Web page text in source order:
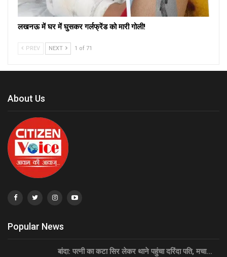
लखनऊ में घर में घुसकर गर्लफ्रेंड को मारी गोली!
PREV NEXT 1 of 71
About Us
Popular News
बांदा: पत्नी का कटा सिर लेकर थाने पहुंचा दरिंदा पति, मचा…